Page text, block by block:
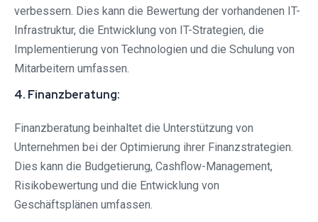
verbessern. Dies kann die Bewertung der vorhandenen IT-
Infrastruktur, die Entwicklung von IT-Strategien, die
Implementierung von Technologien und die Schulung von
Mitarbeitern umfassen.
4. Finanzberatung:
Finanzberatung beinhaltet die Unterstützung von
Unternehmen bei der Optimierung ihrer Finanzstrategien.
Dies kann die Budgetierung, Cashflow-Management,
Risikobewertung und die Entwicklung von
Geschäftsplänen umfassen.